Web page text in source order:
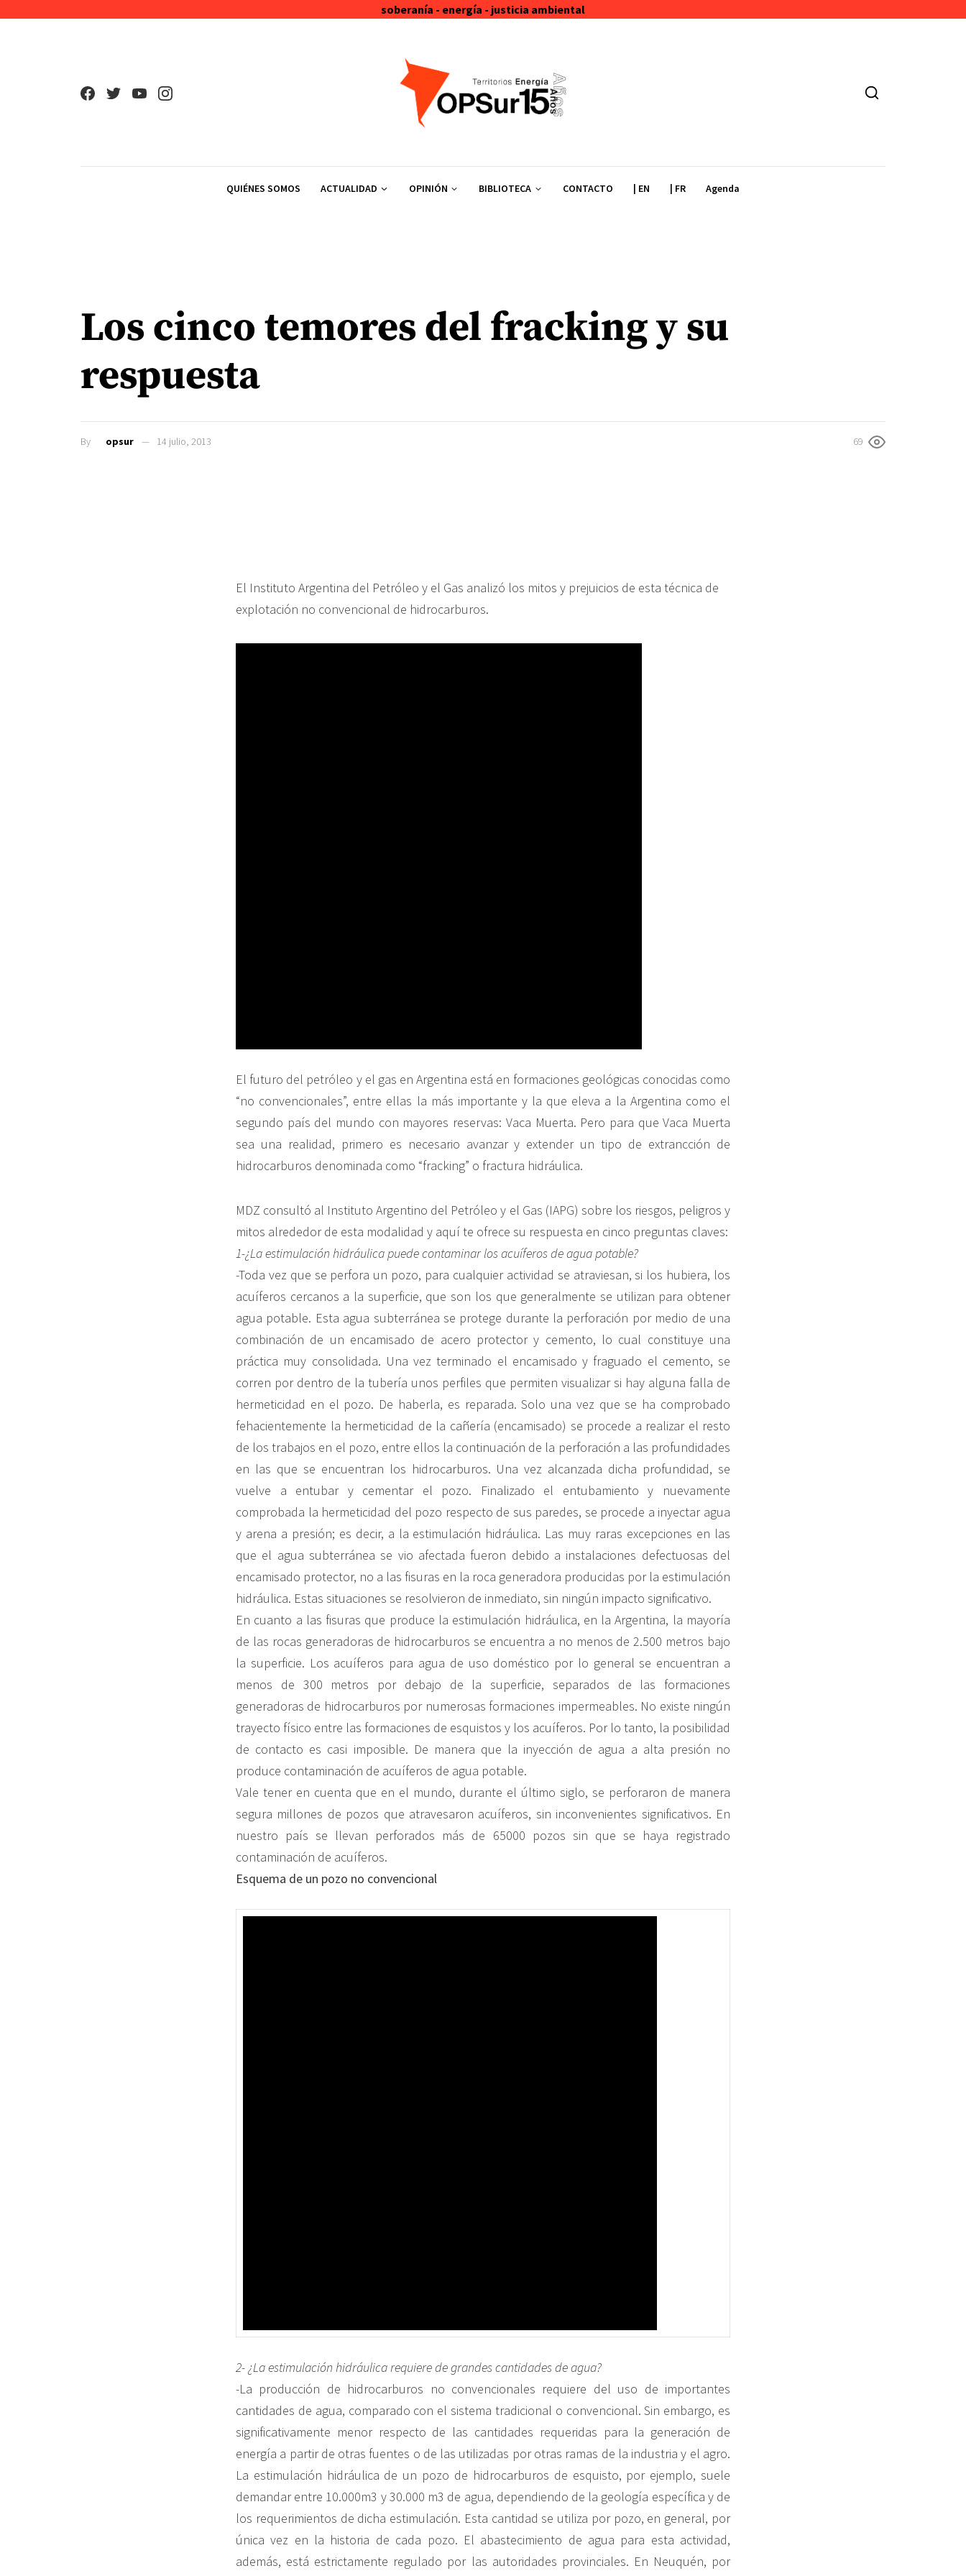
soberanía - energía - justicia ambiental
QUIÉNES SOMOS ACTUALIDAD OPINIÓN BIBLIOTECA CONTACTO | EN | FR Agenda
Los cinco temores del fracking y su
respuesta
By opsur 14 julio, 2013 69
El Instituto Argentina del Petróleo y el Gas analizó los mitos y prejuicios de esta técnica de
explotación no convencional de hidrocarburos.
El futuro del petróleo y el gas en Argentina está en formaciones geológicas conocidas como
“no convencionales”, entre ellas la más importante y la que eleva a la Argentina como el
segundo país del mundo con mayores reservas: Vaca Muerta. Pero para que Vaca Muerta
sea una realidad, primero es necesario avanzar y extender un tipo de extrancción de
hidrocarburos denominada como “fracking” o fractura hidráulica.
MDZ consultó al Instituto Argentino del Petróleo y el Gas (IAPG) sobre los riesgos, peligros y
mitos alrededor de esta modalidad y aquí te ofrece su respuesta en cinco preguntas claves:
1-¿La estimulación hidráulica puede contaminar los acuíferos de agua potable?
-Toda vez que se perfora un pozo, para cualquier actividad se atraviesan, si los hubiera, los
acuíferos cercanos a la superficie, que son los que generalmente se utilizan para obtener
agua potable. Esta agua subterránea se protege durante la perforación por medio de una
combinación de un encamisado de acero protector y cemento, lo cual constituye una
práctica muy consolidada. Una vez terminado el encamisado y fraguado el cemento, se
corren por dentro de la tubería unos perfiles que permiten visualizar si hay alguna falla de
hermeticidad en el pozo. De haberla, es reparada. Solo una vez que se ha comprobado
fehacientemente la hermeticidad de la cañería (encamisado) se procede a realizar el resto
de los trabajos en el pozo, entre ellos la continuación de la perforación a las profundidades
en las que se encuentran los hidrocarburos. Una vez alcanzada dicha profundidad, se
vuelve a entubar y cementar el pozo. Finalizado el entubamiento y nuevamente
comprobada la hermeticidad del pozo respecto de sus paredes, se procede a inyectar agua
y arena a presión; es decir, a la estimulación hidráulica. Las muy raras excepciones en las
que el agua subterránea se vio afectada fueron debido a instalaciones defectuosas del
encamisado protector, no a las fisuras en la roca generadora producidas por la estimulación
hidráulica. Estas situaciones se resolvieron de inmediato, sin ningún impacto significativo.
En cuanto a las fisuras que produce la estimulación hidráulica, en la Argentina, la mayoría
de las rocas generadoras de hidrocarburos se encuentra a no menos de 2.500 metros bajo
la superficie. Los acuíferos para agua de uso doméstico por lo general se encuentran a
menos de 300 metros por debajo de la superficie, separados de las formaciones
generadoras de hidrocarburos por numerosas formaciones impermeables. No existe ningún
trayecto físico entre las formaciones de esquistos y los acuíferos. Por lo tanto, la posibilidad
de contacto es casi imposible. De manera que la inyección de agua a alta presión no
produce contaminación de acuíferos de agua potable.
Vale tener en cuenta que en el mundo, durante el último siglo, se perforaron de manera
segura millones de pozos que atravesaron acuíferos, sin inconvenientes significativos. En
nuestro país se llevan perforados más de 65000 pozos sin que se haya registrado
contaminación de acuíferos.
Esquema de un pozo no convencional
2- ¿La estimulación hidráulica requiere de grandes cantidades de agua?
-La producción de hidrocarburos no convencionales requiere del uso de importantes
cantidades de agua, comparado con el sistema tradicional o convencional. Sin embargo, es
significativamente menor respecto de las cantidades requeridas para la generación de
energía a partir de otras fuentes o de las utilizadas por otras ramas de la industria y el agro.
La estimulación hidráulica de un pozo de hidrocarburos de esquisto, por ejemplo, suele
demandar entre 10.000m3 y 30.000 m3 de agua, dependiendo de la geología específica y de
los requerimientos de dicha estimulación. Esta cantidad se utiliza por pozo, en general, por
única vez en la historia de cada pozo. El abastecimiento de agua para esta actividad,
además, está estrictamente regulado por las autoridades provinciales. En Neuquén, por